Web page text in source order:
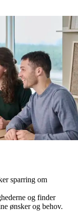
sparring om
og finder
ønsker og behov.